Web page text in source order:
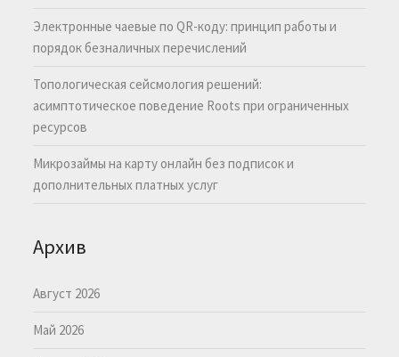
Электронные чаевые по QR-коду: принцип работы и
порядок безналичных перечислений
Топологическая сейсмология решений:
асимптотическое поведение Roots при ограниченных
ресурсов
Микрозаймы на карту онлайн без подписок и
дополнительных платных услуг
Архив
Август 2026
Май 2026